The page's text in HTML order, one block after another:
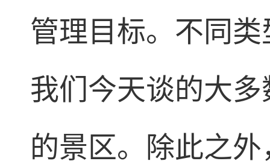
管理目标。不同
我们今天谈的大
的景区。除此之